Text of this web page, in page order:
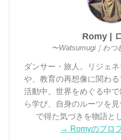
Romy |
〜Watsumugi｜わつ
ダンサー・旅人。リジェ
や、教育の再想像に関わ
活動中。世界をめぐる中
ら学び、自身のルーツを
で得た気づきを物語と
→ Romyのプロ